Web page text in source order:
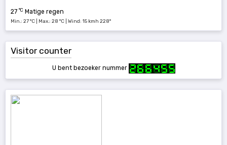
27 °C Matige regen
Min.: 27 °C | Max.: 28 °C | Wind: 15 kmh 228°
Visitor counter
U bent bezoeker nummer